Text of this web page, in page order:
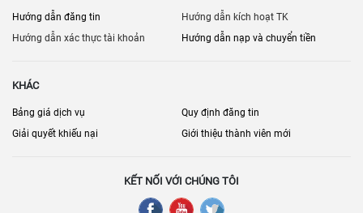
Điều khoản chuyển giao tài sản, thương hiệu (nếu có)
[Bán nhà mặt phố Đồng Nai Bán cửa hàng – kiot Đồng Nai
Hướng dẫn đăng tin
Hướng dẫn kích hoạt TK
Hướng dẫn xác thực tài khoản
Hướng dẫn nạp và chuyển tiền
KHÁC
Bảng giá dịch vụ
Quy định đăng tin
Giải quyết khiếu nại
Giới thiệu thành viên mới
KẾT NỐI VỚI CHÚNG TÔI